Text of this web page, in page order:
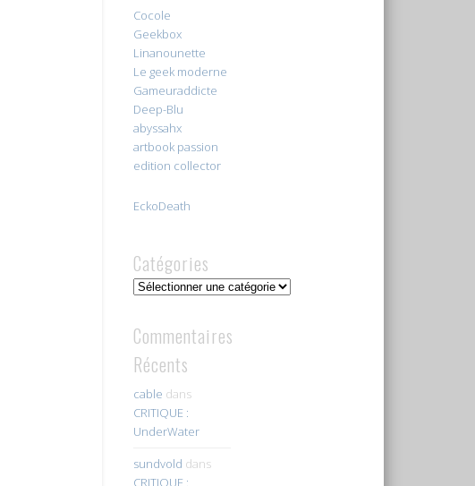
Cocole
Geekbox
Linanounette
Le geek moderne
Gameuraddicte
Deep-Blu
abyssahx
artbook passion
edition collector
EckoDeath
Catégories
Catégories
Commentaires
Récents
cable dans
CRITIQUE :
UnderWater
sundvold dans
CRITIQUE :